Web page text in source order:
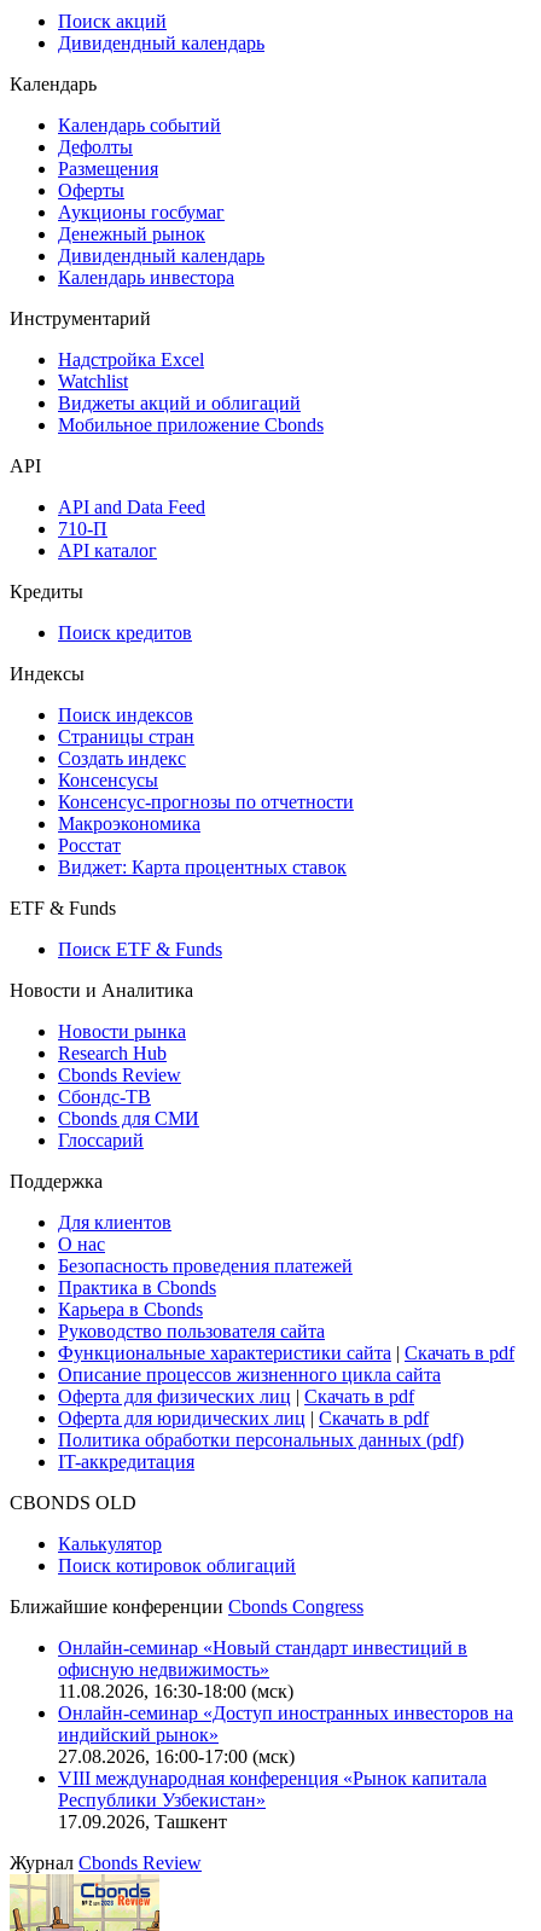
Поиск акций
Дивидендный календарь
Календарь
Календарь событий
Дефолты
Размещения
Оферты
Аукционы госбумаг
Денежный рынок
Дивидендный календарь
Календарь инвестора
Инструментарий
Надстройка Excel
Watchlist
Виджеты акций и облигаций
Мобильное приложение Cbonds
API
API and Data Feed
710-П
API каталог
Кредиты
Поиск кредитов
Индексы
Поиск индексов
Страницы стран
Создать индекс
Консенсусы
Консенсус-прогнозы по отчетности
Макроэкономика
Росстат
Виджет: Карта процентных ставок
ETF & Funds
Поиск ETF & Funds
Новости и Аналитика
Новости рынка
Research Hub
Cbonds Review
Сбондс-ТВ
Cbonds для СМИ
Глоссарий
Поддержка
Для клиентов
О нас
Безопасность проведения платежей
Практика в Cbonds
Карьера в Cbonds
Руководство пользователя сайта
Функциональные характеристики сайта | Скачать в pdf
Описание процессов жизненного цикла сайта
Оферта для физических лиц | Скачать в pdf
Оферта для юридических лиц | Скачать в pdf
Политика обработки персональных данных (pdf)
IT-аккредитация
CBONDS OLD
Калькулятор
Поиск котировок облигаций
Ближайшие конференции Cbonds Congress
Онлайн-семинар «Новый стандарт инвестиций в
офисную недвижимость»
11.08.2026, 16:30-18:00 (мск)
Онлайн-семинар «Доступ иностранных инвесторов на
индийский рынок»
27.08.2026, 16:00-17:00 (мск)
VIII международная конференция «Рынок капитала
Республики Узбекистан»
17.09.2026, Ташкент
Журнал Cbonds Review